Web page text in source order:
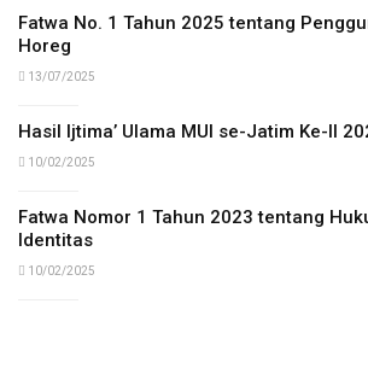
Fatwa No. 1 Tahun 2025 tentang
Horeg
13/07/2025
Hasil Ijtima’ Ulama MUI se-Jatim Ke-II
10/02/2025
Fatwa Nomor 1 Tahun 2023 tentang
Identitas
10/02/2025